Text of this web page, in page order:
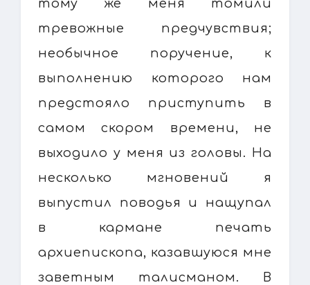
тому же меня томили
тревожные предчувствия;
необычное поручение, к
выполнению которого нам
предстояло приступить в
самом скором времени, не
выходило у меня из головы. На
несколько мгновений я
выпустил поводья и нащупал
в кармане печать
архиепископа, казавшуюся мне
заветным талисманом. В